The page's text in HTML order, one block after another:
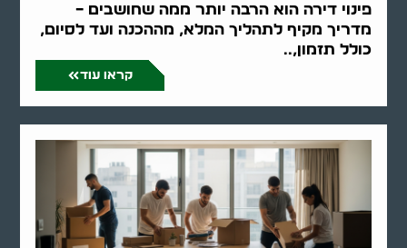
פינוי דירה הוא הרבה יותר ממה שחושבים –
מדריך מקיף לתהליך המלא, מההכנה ועד לסיום,
כולל תזמון,..
קראו עוד